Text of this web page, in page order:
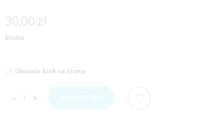
30,00 zł
Brutto
 Obecnie brak na stanie